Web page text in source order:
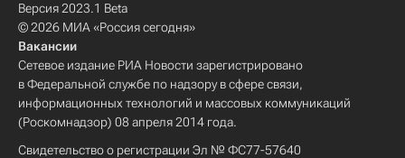
Версия 2023.1 Beta
© 2026 МИА «Россия сегодня»
Вакансии
Сетевое издание РИА Новости зарегистрировано
в Федеральной службе по надзору в сфере связи,
информационных технологий и массовых коммуникаций
(Роскомнадзор) 08 апреля 2014 года.
Свидетельство о регистрации Эл № ФС77-57640